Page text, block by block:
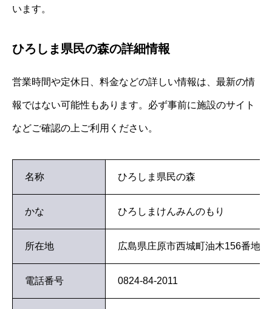
います。
ひろしま県民の森の詳細情報
営業時間や定休日、料金などの詳しい情報は、最新の情
報ではない可能性もあります。必ず事前に施設のサイト
などご確認の上ご利用ください。
名称 ひろしま県民の森
かな ひろしまけんみんのもり
所在地 ​広島県庄原市西城町油木156番地14
電話番号 0824-84-2011